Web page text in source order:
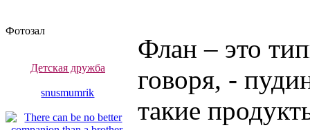
Фотозал
Детская дружба
snusmumrik
Флан – это
говоря, -
такие